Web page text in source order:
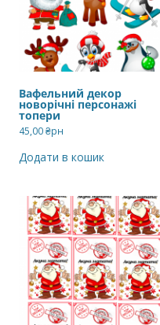
Вафельний декор
новорічні персонажі
топери
45,00₴рн
Додати в кошик